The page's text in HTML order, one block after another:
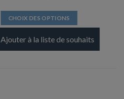
CHOIX DES OPTIONS
Ce
produit
a
Ajouter à la liste de souhaits